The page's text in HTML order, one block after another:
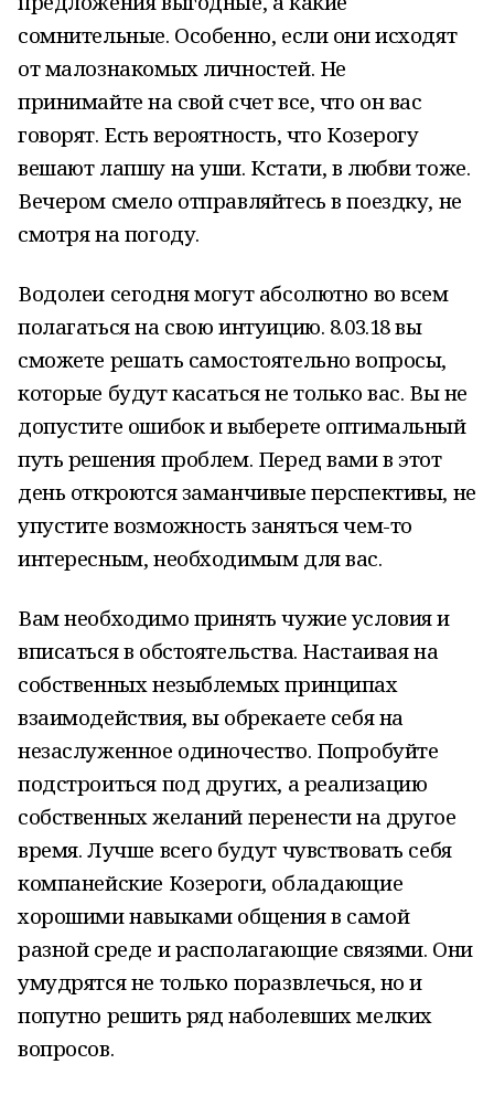
сомнительные. Особенно, если они исходят
от малознакомых личностей. Не
принимайте на свой счет все, что он вас
говорят. Есть вероятность, что Козерогу
вешают лапшу на уши. Кстати, в любви тоже.
Вечером смело отправляйтесь в поездку, не
смотря на погоду.
Водолеи сегодня могут абсолютно во всем
полагаться на свою интуицию. 8.03.18 вы
сможете решать самостоятельно вопросы,
которые будут касаться не только вас. Вы не
допустите ошибок и выберете оптимальный
путь решения проблем. Перед вами в этот
день откроются заманчивые перспективы, не
упустите возможность заняться чем-то
интересным, необходимым для вас.
Вам необходимо принять чужие условия и
вписаться в обстоятельства. Настаивая на
собственных незыблемых принципах
взаимодействия, вы обрекаете себя на
незаслуженное одиночество. Попробуйте
подстроиться под других, а реализацию
собственных желаний перенести на другое
время. Лучше всего будут чувствовать себя
компанейские Козероги, обладающие
хорошими навыками общения в самой
разной среде и располагающие связями. Они
умудрятся не только поразвлечься, но и
попутно решить ряд наболевших мелких
вопросов.